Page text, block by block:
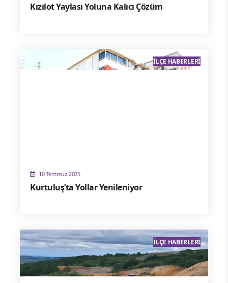
Kızılot Yaylası Yoluna Kalıcı Çözüm
10 Temmuz 2025
Kurtuluş’ta Yollar Yenileniyor
İLÇE HABERLERI
İLÇE HABERLERI